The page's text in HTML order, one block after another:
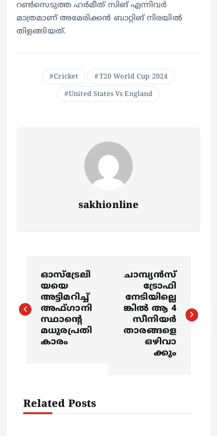
റൺസെടുത്ത ഹർമീത് സിങ് എന്നിവർ
മാത്രമാണ് അമേരിക്കൻ ബാറ്റിങ് നിരയിൽ
തിളങ്ങിയത്.
Cricket T20 World Cup 2024
United States Vs England
sakhionline
s
v
ഓസ്ട്രേലി
യയെ
അട്ടിമറിച്ച്
അഫ്ഗാനി
സ്ഥാന്‍റെ
മധുരപ്രതി
കാരം
ചാമ്പ്യൻസ്
ട്രോഫി
നേടിയില്ലെ
ങ്കിൽ ആ 4
സീനിയർ
താരങ്ങളെ
ഒഴിവാ
ക്കും
Related Posts